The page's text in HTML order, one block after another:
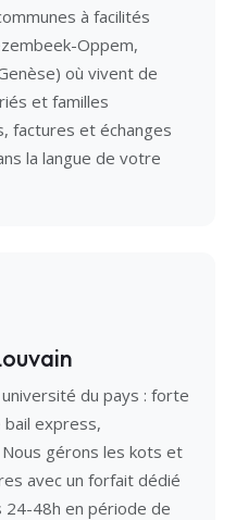
à facilités
Oppem,
où vivent de
et familles
factures et échanges
la langue de votre
du pays : forte
express,
gérons les kots et
avec un forfait dédié
48h en période de